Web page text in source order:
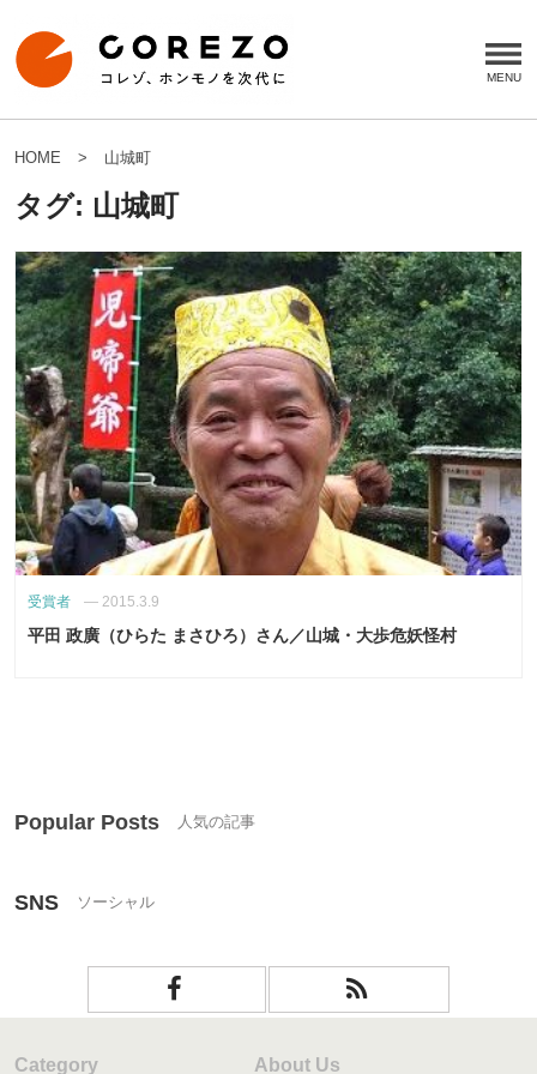
HOME 山城町
タグ: 山城町
受賞者 — 2015.3.9
平田 政廣（ひらた まさひろ）さん／山城・大歩危妖怪村
Popular Posts
SNS
Category About Us